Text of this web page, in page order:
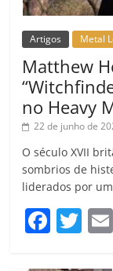
Artigos Metal
Matthew
no Heavy
22 de junho de
O século XVII
sombrios de
liderados por
F T